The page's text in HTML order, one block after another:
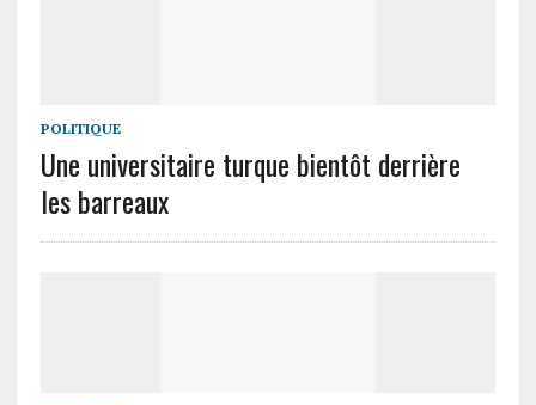
POLITIQUE
Une universitaire turque bientôt derrière
les barreaux